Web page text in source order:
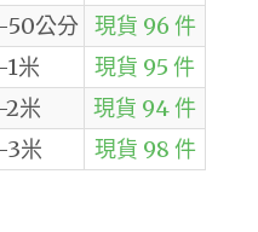
50公分
現貨 96 件
米
現貨 95 件
2米
現貨 94 件
3米
現貨 98 件